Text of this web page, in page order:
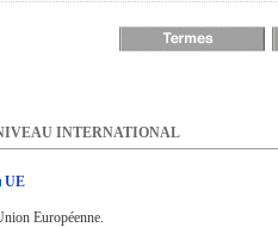
INTERNATIONAL
UE
Européenne.